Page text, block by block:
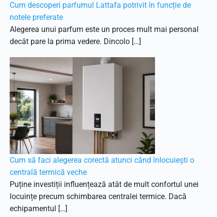
Cum descoperi parfumul Lattafa potrivit în funcție de
notele preferate
Alegerea unui parfum este un proces mult mai personal
decât pare la prima vedere. Dincolo […]
Cum să faci alegerea corectă atunci când înlocuiești o
centrală termică veche
Puține investiții influențează atât de mult confortul unei
locuințe precum schimbarea centralei termice. Dacă
echipamentul […]